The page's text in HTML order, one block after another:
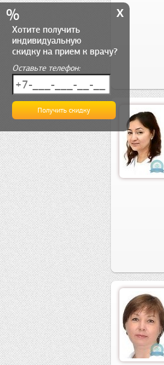
% x
Хотите получить
индивидуальную
скидку на прием к врачу?
Оставьте телефон: